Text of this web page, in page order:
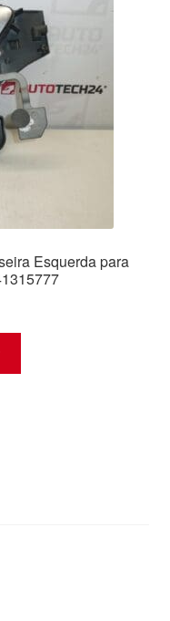
Esquerda para